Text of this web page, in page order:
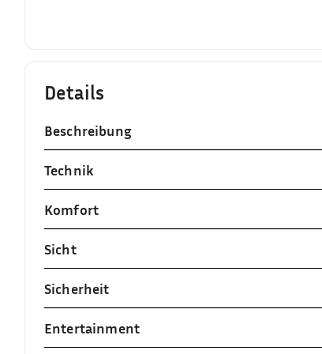
Details
Beschreibung
Technik
Komfort
Sicht
Sicherheit
Entertainment